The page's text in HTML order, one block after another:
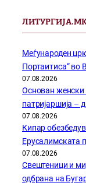
Меѓународен
Портаитиса“ во
07.08.2026
Основан женски
патријаршија –
07.08.2026
Кипар
Ерусалимската
07.08.2026
Свештеници и
одбрана на